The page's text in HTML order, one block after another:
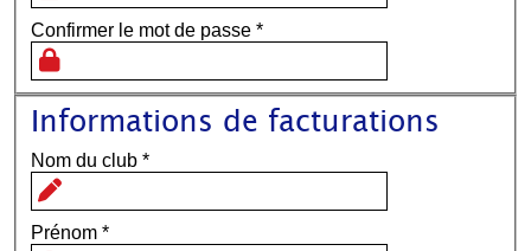
Confirmer le mot de passe *
Informations de facturations
Nom du club *
Prénom *